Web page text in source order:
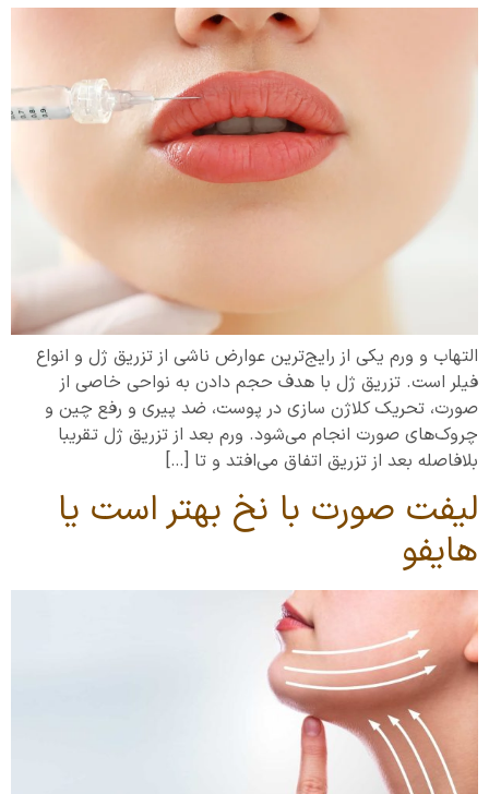
التهاب و ورم یکی از رایج‌ترین عوارض ناشی از تزریق ژل و انواع
فیلر است. تزریق ژل با هدف حجم دادن به نواحی خاصی از
صورت، تحریک کلاژن سازی در پوست، ضد پیری و رفع چین و
چروک‌های صورت انجام می‌شود. ورم بعد از تزریق ژل تقریبا
بلافاصله بعد از تزریق اتفاق می‌افتد و تا […]
لیفت صورت با نخ بهتر است یا
هایفو